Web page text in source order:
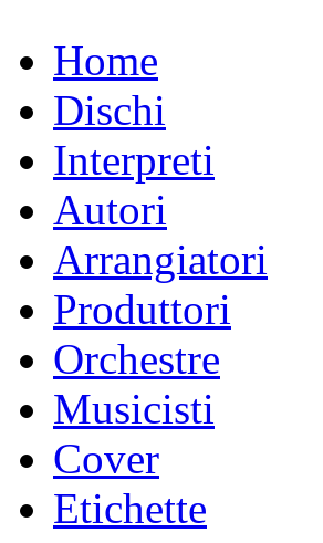
Home
Dischi
Interpreti
Autori
Arrangiatori
Produttori
Orchestre
Musicisti
Cover
Etichette